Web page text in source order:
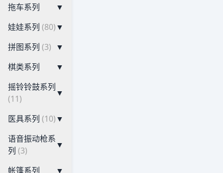
拖车系列
▼
娃娃系列 (80)▼
拼图系列 (3) ▼
棋类系列
▼
摇铃铃鼓系列
(11)
▼
医具系列 (10)▼
语音振动枪系
列 (3)
▼
帐篷系列 ▼